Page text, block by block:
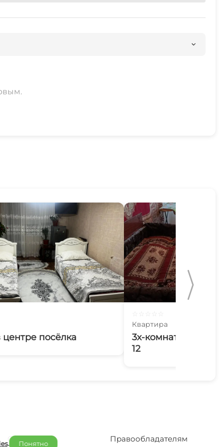
посёлка
Квартира
3х-комнатная
12
. Понятно
Отельерам Правообладателям